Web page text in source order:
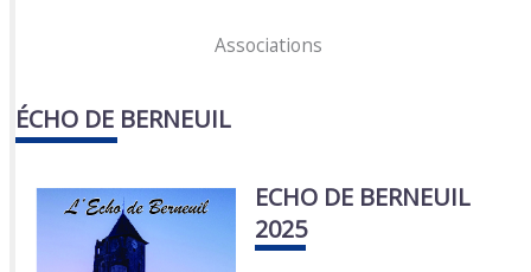
Associations
ÉCHO DE BERNEUIL
ECHO DE BERNEUIL
2025